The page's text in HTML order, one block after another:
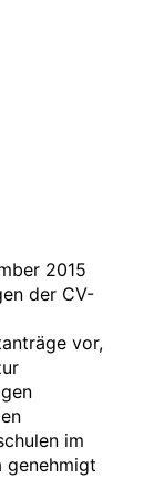
2015
der CV-
vor,
im
genehmigt